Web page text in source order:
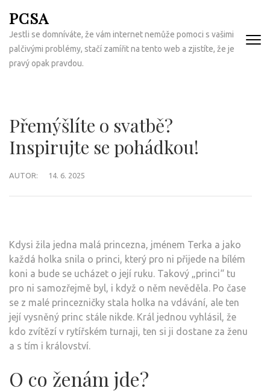
na
obsah
(Enter)
PCSA
Jestli se domníváte, že vám internet nemůže pomoci s vašimi
palčivými problémy, stačí zamířit na tento web a zjistíte, že je
pravý opak pravdou.
Přemýšlíte o svatbě?
Inspirujte se pohádkou!
AUTOR: 14. 6. 2025
Kdysi žila jedna malá princezna, jménem Terka a jako
každá holka snila o princi, který pro ni přijede na bílém
koni a bude se ucházet o její ruku. Takový „princi“ tu
pro ni samozřejmě byl, i když o něm nevěděla. Po čase
se z malé princezničky stala holka na vdávání, ale ten
její vysněný princ stále nikde. Král jednou vyhlásil, že
kdo zvítězí v rytířském turnaji, ten si ji dostane za ženu
a s tím i království.
O co ženám jde?